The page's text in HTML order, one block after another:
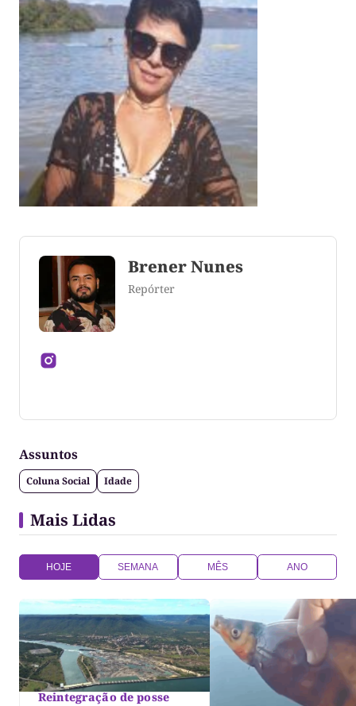
Brener Nunes
Repórter
Tocantins
Assuntos
Coluna Social Idade
Mais Lidas
HOJE SEMANA MÊS ANO
Reintegração de posse